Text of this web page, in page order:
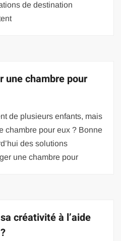
de destination
une chambre pour
de plusieurs enfants, mais
chambre pour eux ? Bonne
des solutions
une chambre pour
créativité à l’aide